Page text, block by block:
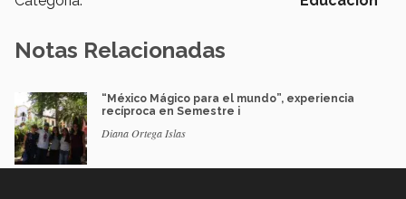
Notas Relacionadas
“México Mágico para el mundo”, experiencia
recíproca en Semestre i
Diana Ortega Islas